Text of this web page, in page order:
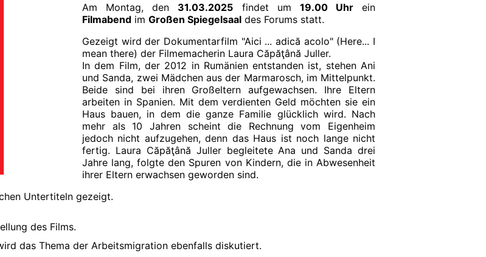
Am Montag, den 31.03.2025 findet um 19.00 Uhrein
Filmabend im Großen Spiegelsaal des Forums statt.
Gezeigt wird der Dokumentarfilm "Aici ... adică acolo" (Here... I
mean there) der Filmemacherin Laura Căpăţână Juller.
In dem Film, der 2012 in Rumänien entstanden ist, stehen Ani
und Sanda, zwei Mädchen aus der Marmarosch, im Mittelpunkt.
Beide sind bei ihren Großeltern aufgewachsen. Ihre Eltern
arbeiten in Spanien. Mit dem verdienten Geld möchten sie ein
Haus bauen, in dem die ganze Familie glücklich wird. Nach
mehr als 10 Jahren scheint die Rechnung vom Eigenheim
jedoch nicht aufzugehen, denn das Haus ist noch lange nicht
fertig. Laura Căpăţână Juller begleitete Ana und Sanda drei
Jahre lang, folgte den Spuren von Kindern, die in Abwesenheit
ihrer Eltern erwachsen geworden sind.
Untertiteln gezeigt.
des Films.
das Thema der Arbeitsmigration ebenfalls diskutiert.